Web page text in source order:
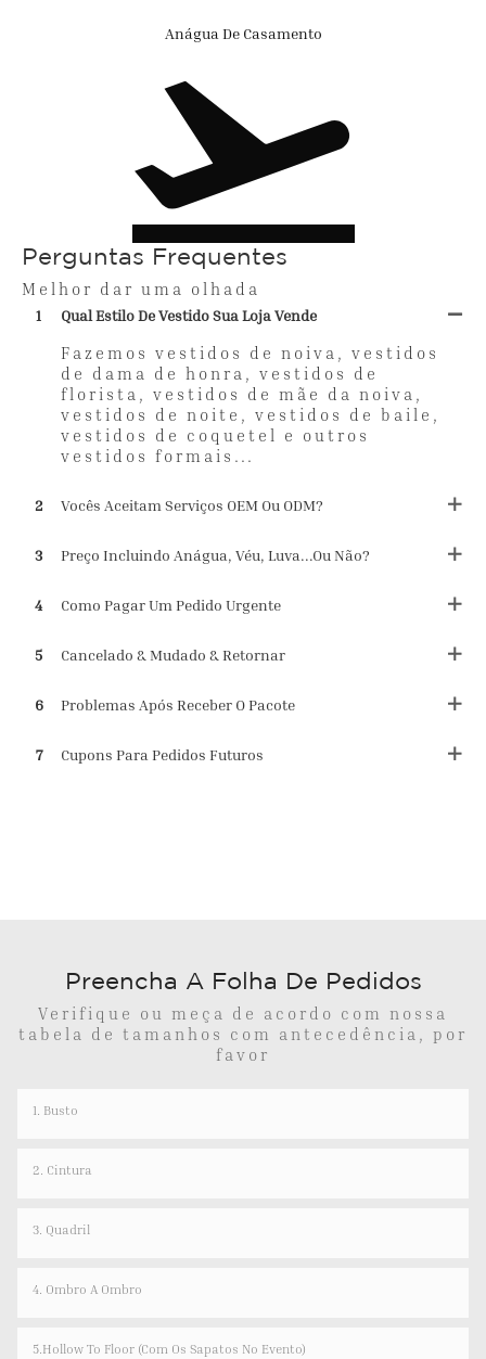
Anágua De Casamento
Perguntas Frequentes
Melhor dar uma olhada
1 Qual Estilo De Vestido Sua Loja Vende
Fazemos vestidos de noiva, vestidos
de dama de honra, vestidos de
florista, vestidos de mãe da noiva,
vestidos de noite, vestidos de baile,
vestidos de coquetel e outros
vestidos formais...
2 Vocês Aceitam Serviços OEM Ou ODM?
3 Preço Incluindo Anágua, Véu, Luva...ou Não?
4 Como Pagar Um Pedido Urgente
5 Cancelado & Mudado & Retornar
6 Problemas Após Receber O Pacote
7 Cupons Para Pedidos Futuros
Preencha A Folha De Pedidos
Verifique ou meça de acordo com nossa
tabela de tamanhos com antecedência, por
favor
1. Busto
2. Cintura
3. Quadril
4. Ombro A Ombro
5.Hollow To Floor (com Os Sapatos No Evento)